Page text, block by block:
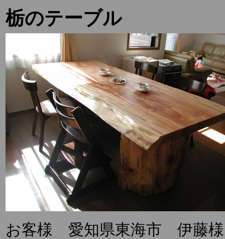
栃のテーブル
お客様 愛知県東海市 伊藤様